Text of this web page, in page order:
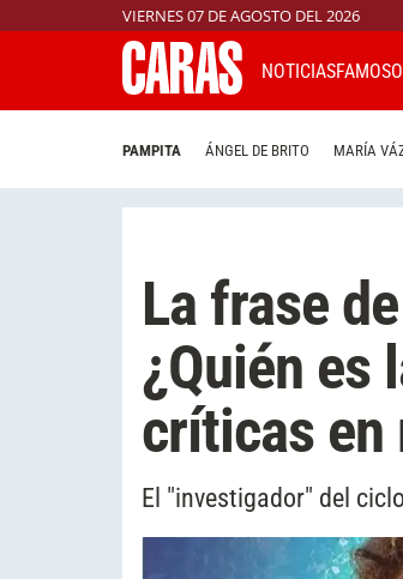
VIERNES 07 DE AGOSTO DEL 2026
NOTICIAS
PAMPITA ÁNGEL DE BRITO MARÍA
La frase
¿Quién es
críticas en
El "investigador" del